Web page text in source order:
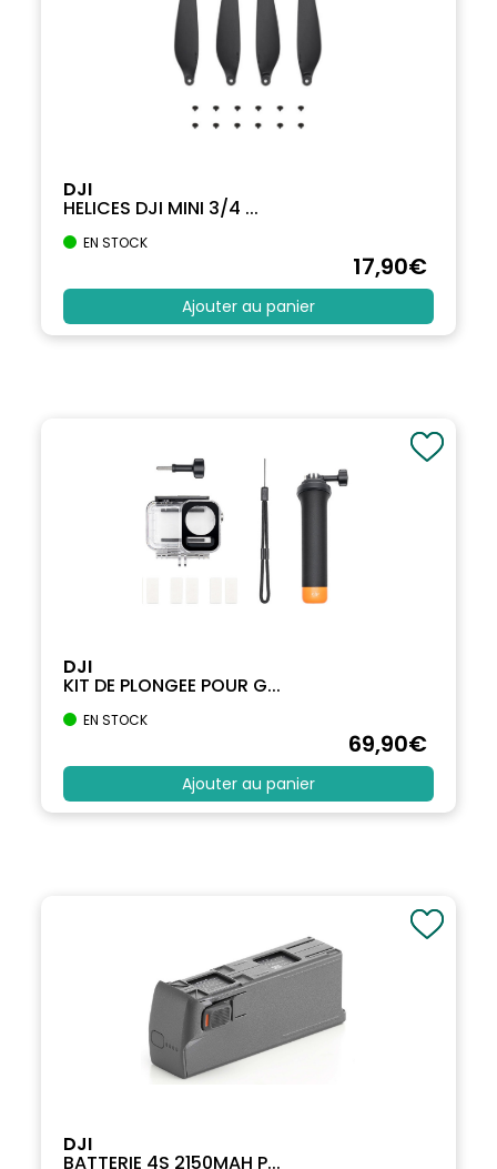
DJI
HELICES DJI MINI 3/4 ...
EN STOCK
17,90€
Ajouter au panier
DJI
KIT DE PLONGEE POUR G...
EN STOCK
69,90€
Ajouter au panier
DJI
BATTERIE 4S 2150MAH P...